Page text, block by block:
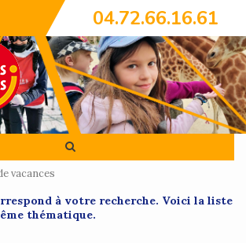
04.72.66.16.61
vacances
à votre recherche. Voici la liste
thématique.